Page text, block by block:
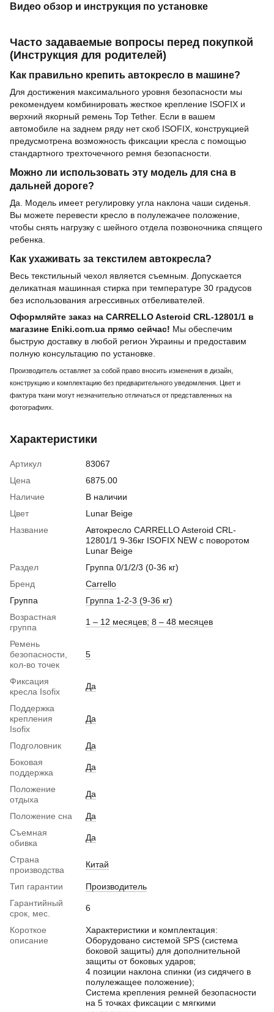
Видео обзор и инструкция по установке
Часто задаваемые вопросы перед покупкой
(Инструкция для родителей)
Как правильно крепить автокресло в машине?
Для достижения максимального уровня безопасности мы
рекомендуем комбинировать жесткое крепление ISOFIX и
верхний якорный ремень Top Tether. Если в вашем
автомобиле на заднем ряду нет скоб ISOFIX, конструкцией
предусмотрена возможность фиксации кресла с помощью
стандартного трехточечного ремня безопасности.
Можно ли использовать эту модель для сна в
дальней дороге?
Да. Модель имеет регулировку угла наклона чаши сиденья.
Вы можете перевести кресло в полулежачее положение,
чтобы снять нагрузку с шейного отдела позвоночника спящего
ребенка.
Как ухаживать за текстилем автокресла?
Весь текстильный чехол является съемным. Допускается
деликатная машинная стирка при температуре 30 градусов
без использования агрессивных отбеливателей.
Оформляйте заказ на CARRELLO Asteroid CRL-12801/1 в
магазине Eniki.com.ua прямо сейчас! Мы обеспечим
быструю доставку в любой регион Украины и предоставим
полную консультацию по установке.
Производитель оставляет за собой право вносить изменения в дизайн,
конструкцию и комплектацию без предварительного уведомления. Цвет и
фактура ткани могут незначительно отличаться от представленных на
фотографиях.
Характеристики
Артикул
83067
Цена
6875.00
Наличие
В наличии
Цвет
Lunar Beige
Название
Автокресло CARRELLO Asteroid CRL-
12801/1 9-36кг ISOFIX NEW c поворотом
Lunar Beige
Раздел
Группа 0/1/2/3 (0-36 кг)
Бренд
Carrello
Группа
Группа 1-2-3 (9-36 кг)
Возрастная
группа
1 – 12 месяцев; 8 – 48 месяцев
Ремень
безопасности,
кол-во точек
5
Фиксация
кресла Isofix
Да
Поддержка
крепления
Isofix
Да
Подголовник
Да
Боковая
поддержка
Да
Положение
отдыха
Да
Положение сна
Да
Съемная
обивка
Да
Страна
производства
Китай
Тип гарантии
Производитель
Гарантийный
срок, мес.
6
Короткое
описание
Характеристики и комплектация:
Оборудовано системой SPS (система
боковой защиты) для дополнительной
защиты от боковых ударов;
4 позиции наклона спинки (из сидячего в
полулежащее положение);
Система крепления ремней безопасности
на 5 точках фиксации с мягкими